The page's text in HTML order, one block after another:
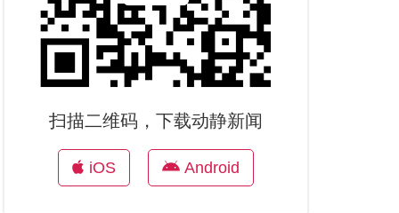
扫描二维码，下载动静新闻
iOS Android